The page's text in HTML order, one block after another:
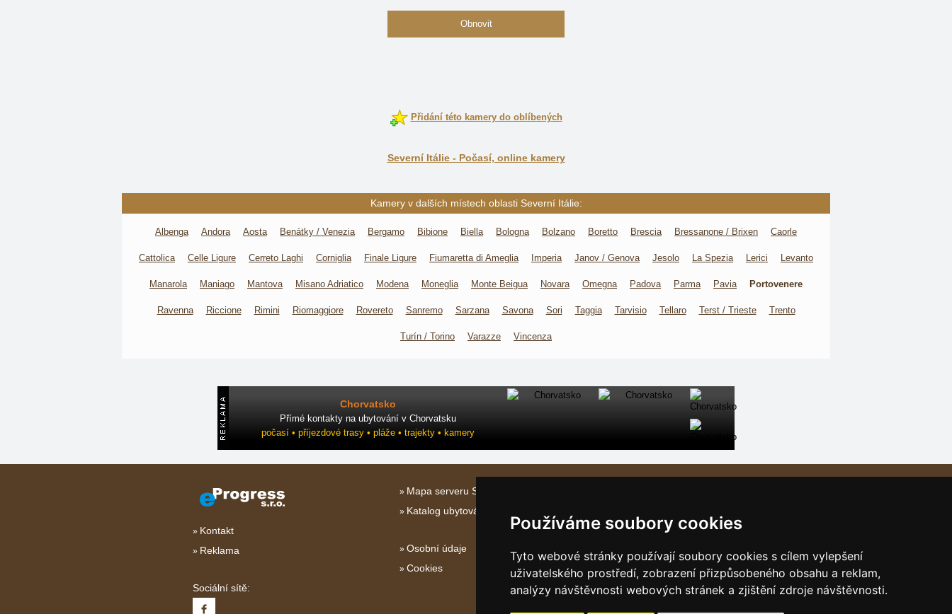
Používáme soubory cookies
Tyto webové stránky používají soubory cookies s cílem vylepšení
uživatelského prostředí, zobrazení přizpůsobeného obsahu a reklam,
analýzy návštěvnosti webových stránek a zjištění zdroje návštěvnosti.
Obnovit
Přidání této kamery do oblíbených
Severní Itálie - Počasí, online kamery
Kamery v dalších místech oblasti Severní Itálie:
Albenga Andora Aosta Benátky / Venezia Bergamo Bibione Biella Bologna Bolzano Boretto Brescia Bressanone / Brixen Caorle
Cattolica Celle Ligure Cerreto Laghi Corniglia Finale Ligure Fiumaretta di Ameglia Imperia Janov / Genova Jesolo La Spezia Lerici Levanto
Manarola Maniago Mantova Misano Adriatico Modena Moneglia Monte Beigua Novara Omegna Padova Parma Pavia Portovenere
Ravenna Riccione Rimini Riomaggiore Rovereto Sanremo Sarzana Savona Sori Taggia Tarvisio Tellaro Terst / Trieste Trento
Turín / Torino Varazze Vincenza
Chorvatsko
Přímé kontakty na ubytování v Chorvatsku
počasí • příjezdové trasy • pláže • trajekty • kamery
Kontakt
Reklama
Sociální sítě:
Mapa serveru Severní Itálie
Katalog ubytování
Osobní údaje
Cookies
Slovenské hory
Chorvatsko
Alpy
Itálie